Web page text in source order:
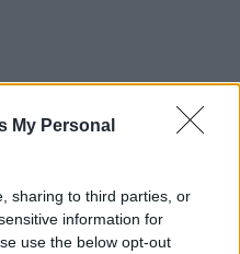
My Personal
sharing to third parties, or
information for
use the below opt-out
fogott a Tiszán a 13 éves